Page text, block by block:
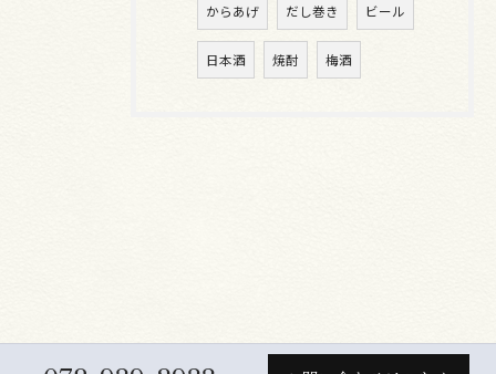
からあげ だし巻き ビール
日本酒 焼酎 梅酒